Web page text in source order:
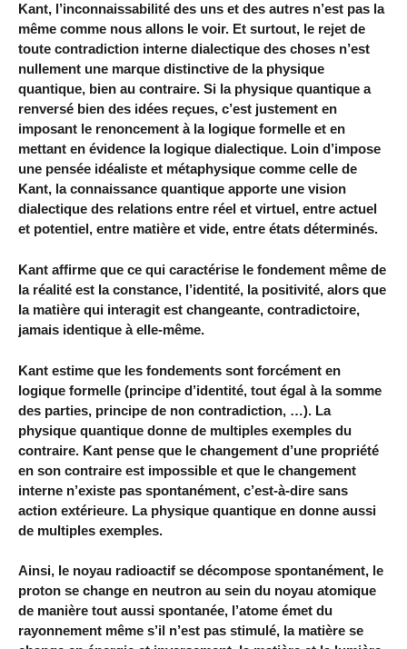
Kant, l’inconnaissabilité des uns et des autres n’est pas la
même comme nous allons le voir. Et surtout, le rejet de
toute contradiction interne dialectique des choses n’est
nullement une marque distinctive de la physique
quantique, bien au contraire. Si la physique quantique a
renversé bien des idées reçues, c’est justement en
imposant le renoncement à la logique formelle et en
mettant en évidence la logique dialectique. Loin d’impose
une pensée idéaliste et métaphysique comme celle de
Kant, la connaissance quantique apporte une vision
dialectique des relations entre réel et virtuel, entre actuel
et potentiel, entre matière et vide, entre états déterminés.
Kant affirme que ce qui caractérise le fondement même de
la réalité est la constance, l’identité, la positivité, alors que
la matière qui interagit est changeante, contradictoire,
jamais identique à elle-même.
Kant estime que les fondements sont forcément en
logique formelle (principe d’identité, tout égal à la somme
des parties, principe de non contradiction, …). La
physique quantique donne de multiples exemples du
contraire. Kant pense que le changement d’une propriété
en son contraire est impossible et que le changement
interne n’existe pas spontanément, c’est-à-dire sans
action extérieure. La physique quantique en donne aussi
de multiples exemples.
Ainsi, le noyau radioactif se décompose spontanément, le
proton se change en neutron au sein du noyau atomique
de manière tout aussi spontanée, l’atome émet du
rayonnement même s’il n’est pas stimulé, la matière se